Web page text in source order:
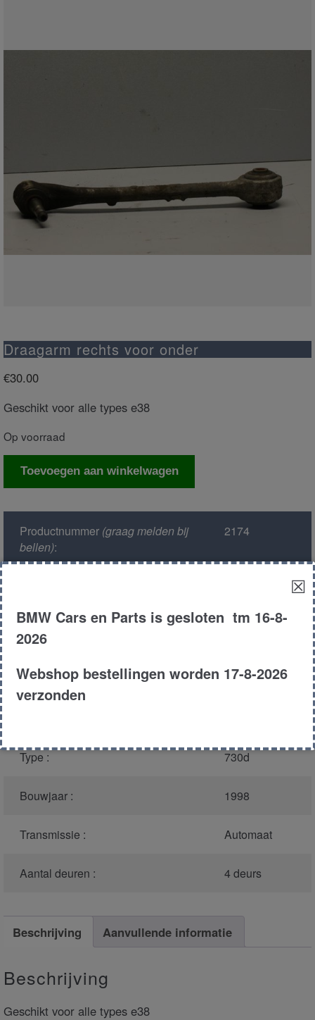
Draagarm rechts voor onder
€30.00
Geschikt voor alle types e38
Op voorraad
Draagarm
aantal
Toevoegen aan winkelwagen
Productnummer(graag melden bij
bellen):
2174
Kleur :
363 biarritz
Carroserie : Sedan
Type : 730d
Bouwjaar : 1998
Transmissie : Automaat
Aantal deuren : 4 deurs
Beschrijving Aanvullende informatie
Beschrijving
Geschikt voor alle types e38
☒
BMW Cars en Parts is gesloten tm 16-8-
2026
Webshop bestellingen worden 17-8-2026
verzonden